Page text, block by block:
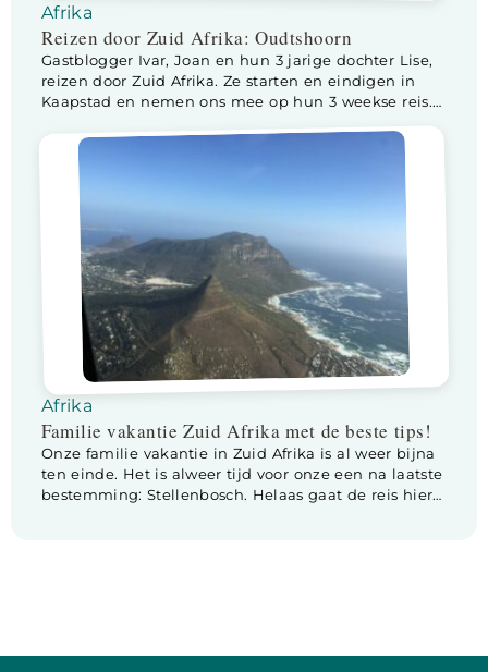
Afrika
Reizen door Zuid Afrika: Oudtshoorn
Gastblogger Ivar, Joan en hun 3 jarige dochter Lise,
reizen door Zuid Afrika. Ze starten en eindigen in
Kaapstad en nemen ons mee op hun 3 weekse reis.
Gardenroute en is tevens voor ons de plek om de
terugreis richting Kaapstad te maken. We verlaten
de […]
Afrika
Familie vakantie Zuid Afrika met de beste tips!
Onze familie vakantie in Zuid Afrika is al weer bijna
ten einde. Het is alweer tijd voor onze een na laatste
bestemming: Stellenbosch. Helaas gaat de reis hier